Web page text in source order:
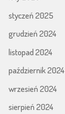
styczeń 2025
grudzień 2024
listopad 2024
październik 2024
wrzesień 2024
sierpień 2024